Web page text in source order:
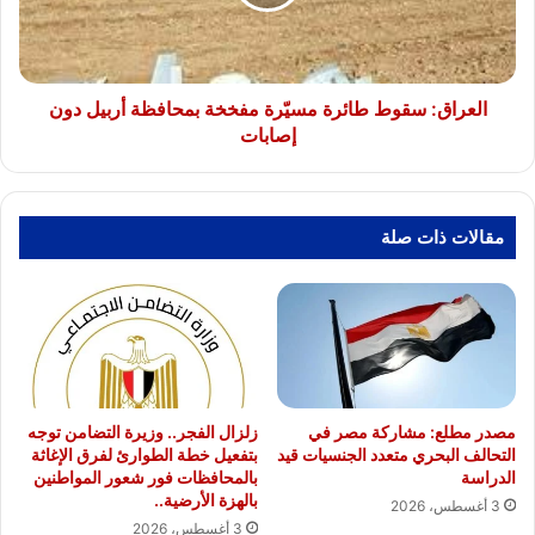
مفاهيمك”
بمحافظة
أربيل
دون
إصابات
العراق: سقوط طائرة مسيّرة مفخخة بمحافظة أربيل دون
إصابات
مقالات ذات صلة
مصدر مطلع: مشاركة مصر في
التحالف البحري متعدد الجنسيات قيد
الدراسة
3 أغسطس، 2026
زلزال الفجر.. وزيرة التضامن توجه
بتفعيل خطة الطوارئ لفرق الإغاثة
بالمحافظات فور شعور المواطنين
بالهزة الأرضية..
3 أغسطس، 2026